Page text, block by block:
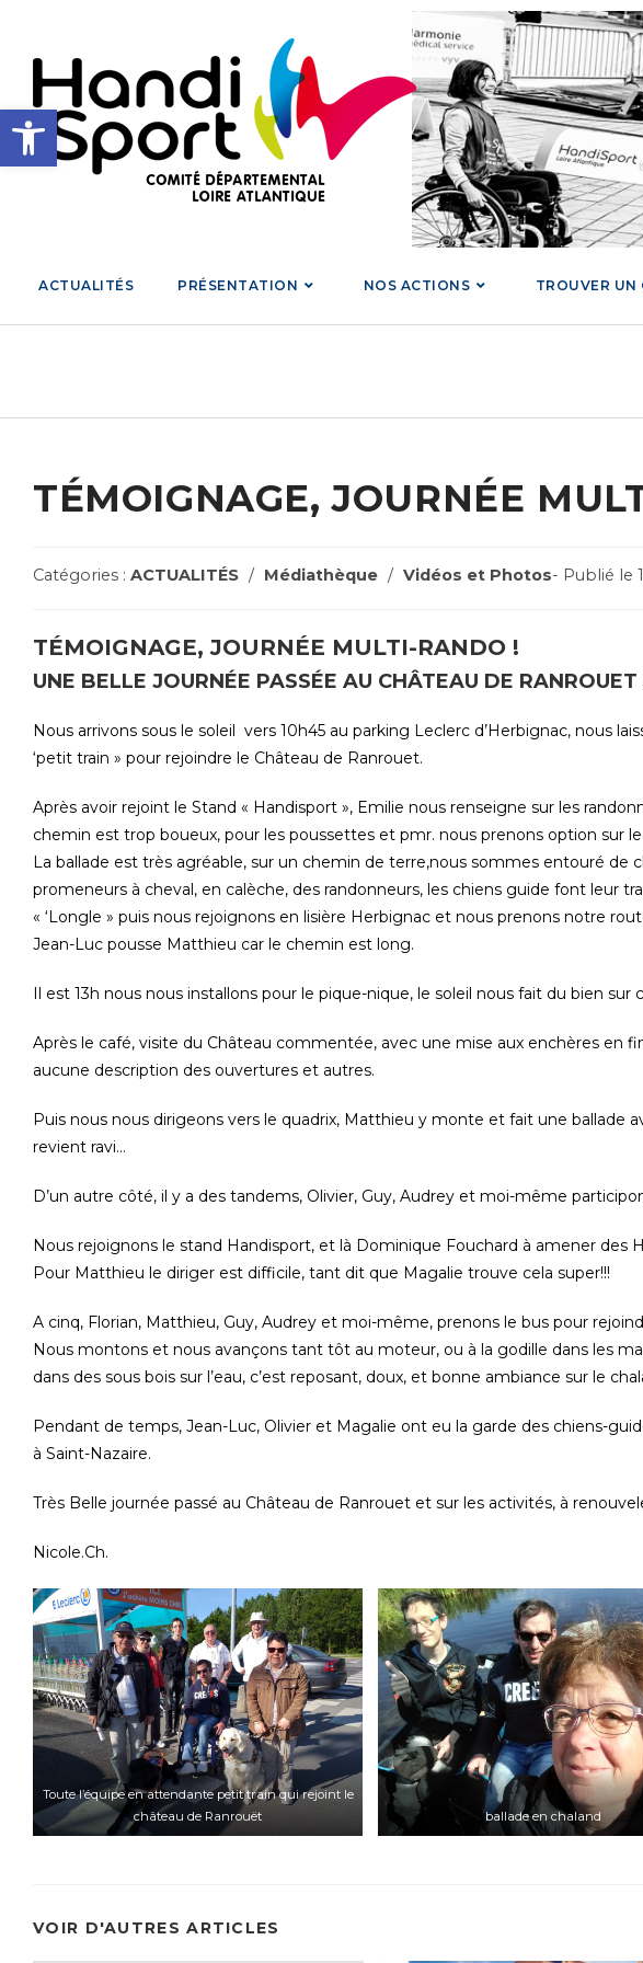
Ouvrir la barre d’outils
content
ACTUALITÉS PRÉSENTATION NOS ACTIONS TROUVER UN
TÉMOIGNAGE, JOURNÉE
Post
Catégories : ACTUALITÉS / Médiathèque / Vidéos et PhotosPost
- Publié le
TÉMOIGNAGE, JOURNÉE MULTI-RANDO !
‌UNE BELLE JOURNÉE PASSÉE AU CHÂTEAU DE
Nous arrivons sous le soleil vers 10h45 au parking Leclerc d’Herbignac, nous
‘petit train » pour rejoindre le Château de Ranrouet.
Après avoir rejoint le Stand « Handisport », Emilie nous renseigne sur les
chemin est trop boueux, pour les poussettes et pmr. nous prenons option sur
La ballade est très agréable, sur un chemin de terre,nous sommes entouré de
promeneurs à cheval, en calèche, des randonneurs, les chiens guide font leur
« ‘Longle » puis nous rejoignons en lisière Herbignac et nous prenons notre
Jean-Luc pousse Matthieu car le chemin est long.
Il est 13h nous nous installons pour le pique-nique, le soleil nous fait du bien sur
Après le café, visite du Château commentée, avec une mise aux enchères en
aucune description des ouvertures et autres.
Puis nous nous dirigeons vers le quadrix, Matthieu y monte et fait une ballade
revient ravi…
D’un autre côté, il y a des tandems, Olivier, Guy, Audrey et moi-même
Nous rejoignons le stand Handisport, et là Dominique Fouchard à amener des
Pour Matthieu le diriger est difficile, tant dit que Magalie trouve cela super!!!
A cinq, Florian, Matthieu, Guy, Audrey et moi-même, prenons le bus pour
Nous montons et nous avançons tant tôt au moteur, ou à la godille dans les
dans des sous bois sur l’eau, c’est reposant, doux, et bonne ambiance sur le
Pendant de temps, Jean-Luc, Olivier et Magalie ont eu la garde des chiens-
à Saint-Nazaire.
Très Belle journée passé au Château de Ranrouet et sur les activités, à
Nicole.Ch.
Toute l’équipe en attendante petit train qui rejoint le
château de Ranrouët
ballade en chaland
VOIR D'AUTRES ARTICLES